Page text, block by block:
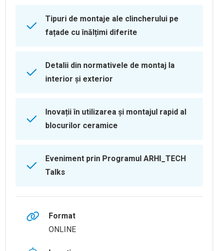
Tipuri de montaje ale clincherului pe
fațade cu înălțimi diferite
Detalii din normativele de montaj la
interior și exterior
Inovații în utilizarea și montajul rapid al
blocurilor ceramice
Eveniment prin Programul ARHI_TECH
Talks
Format
ONLINE